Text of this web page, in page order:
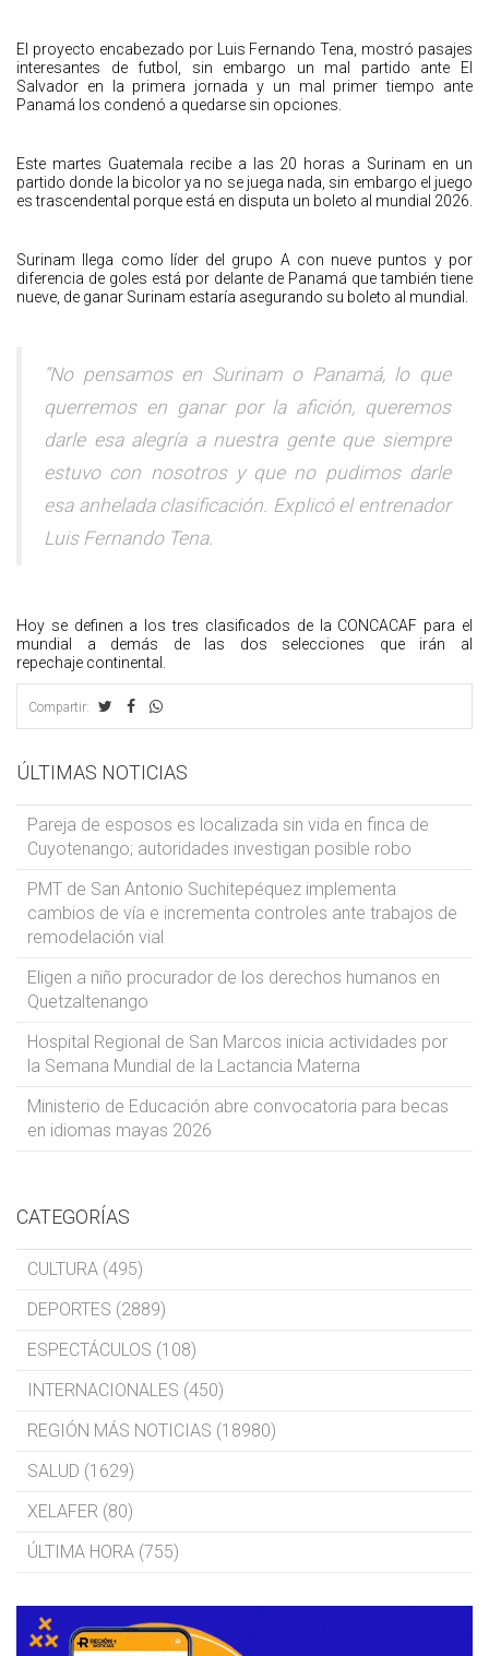
El proyecto encabezado por Luis Fernando Tena, mostró pasajes
interesantes de futbol, sin embargo un mal partido ante El
Salvador en la primera jornada y un mal primer tiempo ante
Panamá los condenó a quedarse sin opciones.
Este martes Guatemala recibe a las 20 horas a Surinam en un
partido donde la bicolor ya no se juega nada, sin embargo el juego
es trascendental porque está en disputa un boleto al mundial 2026.
Surinam llega como líder del grupo A con nueve puntos y por
diferencia de goles está por delante de Panamá que también tiene
nueve, de ganar Surinam estaría asegurando su boleto al mundial.
“No pensamos en Surinam o Panamá, lo que
querremos en ganar por la afición, queremos
darle esa alegría a nuestra gente que siempre
estuvo con nosotros y que no pudimos darle
esa anhelada clasificación. Explicó el entrenador
Luis Fernando Tena.
Hoy se definen a los tres clasificados de la CONCACAF para el
mundial a demás de las dos selecciones que irán al
repechaje continental.
Compartir:
ÚLTIMAS NOTICIAS
Pareja de esposos es localizada sin vida en finca de
Cuyotenango; autoridades investigan posible robo
PMT de San Antonio Suchitepéquez implementa
cambios de vía e incrementa controles ante trabajos de
remodelación vial
Eligen a niño procurador de los derechos humanos en
Quetzaltenango
Hospital Regional de San Marcos inicia actividades por
la Semana Mundial de la Lactancia Materna
Ministerio de Educación abre convocatoria para becas
en idiomas mayas 2026
CATEGORÍAS
CULTURA (495)
DEPORTES (2889)
ESPECTÁCULOS (108)
INTERNACIONALES (450)
REGIÓN MÁS NOTICIAS (18980)
SALUD (1629)
XELAFER (80)
ÚLTIMA HORA (755)